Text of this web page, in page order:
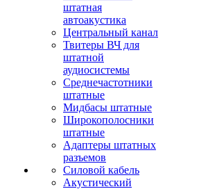
штатная
автоакустика
Центральный канал
Твитеры ВЧ для
штатной
аудиосистемы
Среднечастотники
штатные
Мидбасы штатные
Широкополосники
штатные
Адаптеры штатных
разъемов
Силовой кабель
Акустический